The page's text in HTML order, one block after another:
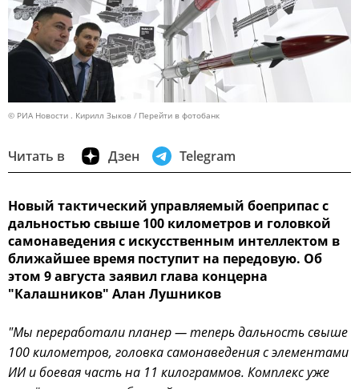
© РИА Новости . Кирилл Зыков Перейти в фотобанк
Читать в Дзен Telegram
Новый тактический управляемый боеприпас с
дальностью свыше 100 километров и головкой
самонаведения с искусственным интеллектом в
ближайшее время поступит на передовую. Об
этом 9 августа заявил глава концерна
"Калашников" Алан Лушников
"Мы переработали планер — теперь дальность свыше
100 километров, головка самонаведения с элементами
ИИ и боевая часть на 11 килограммов. Комплекс уже